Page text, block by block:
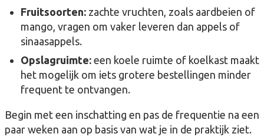
Fruitsoorten: zachte vruchten, zoals aardbeien of
mango, vragen om vaker leveren dan appels of
sinaasappels.
Opslagruimte: een koele ruimte of koelkast maakt
het mogelijk om iets grotere bestellingen minder
frequent te ontvangen.
Begin met een inschatting en pas de frequentie na een
paar weken aan op basis van wat je in de praktijk ziet.